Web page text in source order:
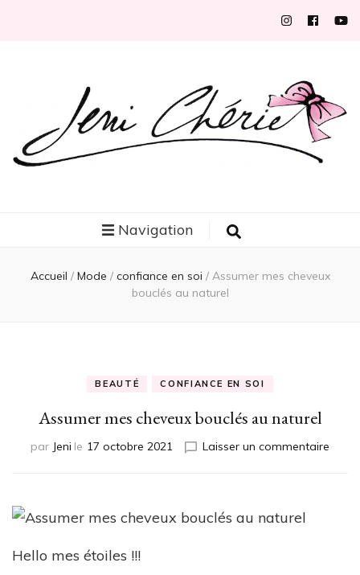
Navigation
Accueil / Mode / confiance en soi / Assumer mes cheveux
bouclés au naturel
BEAUTÉ CONFIANCE EN SOI
Assumer mes cheveux bouclés au naturel
par Jeni le 17 octobre 2021 Laisser un commentaire
Hello mes étoiles !!!